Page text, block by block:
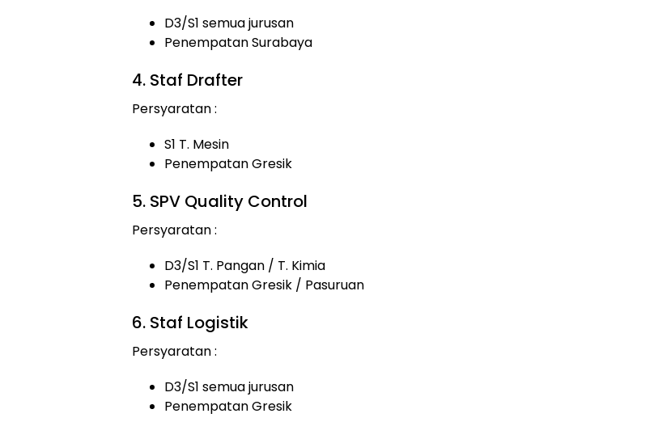
D3/S1 semua jurusan
Penempatan Surabaya
4. Staf Drafter
Persyaratan :
S1 T. Mesin
Penempatan Gresik
5. SPV Quality Control
Persyaratan :
D3/S1 T. Pangan / T. Kimia
Penempatan Gresik / Pasuruan
6. Staf Logistik
Persyaratan :
D3/S1 semua jurusan
Penempatan Gresik